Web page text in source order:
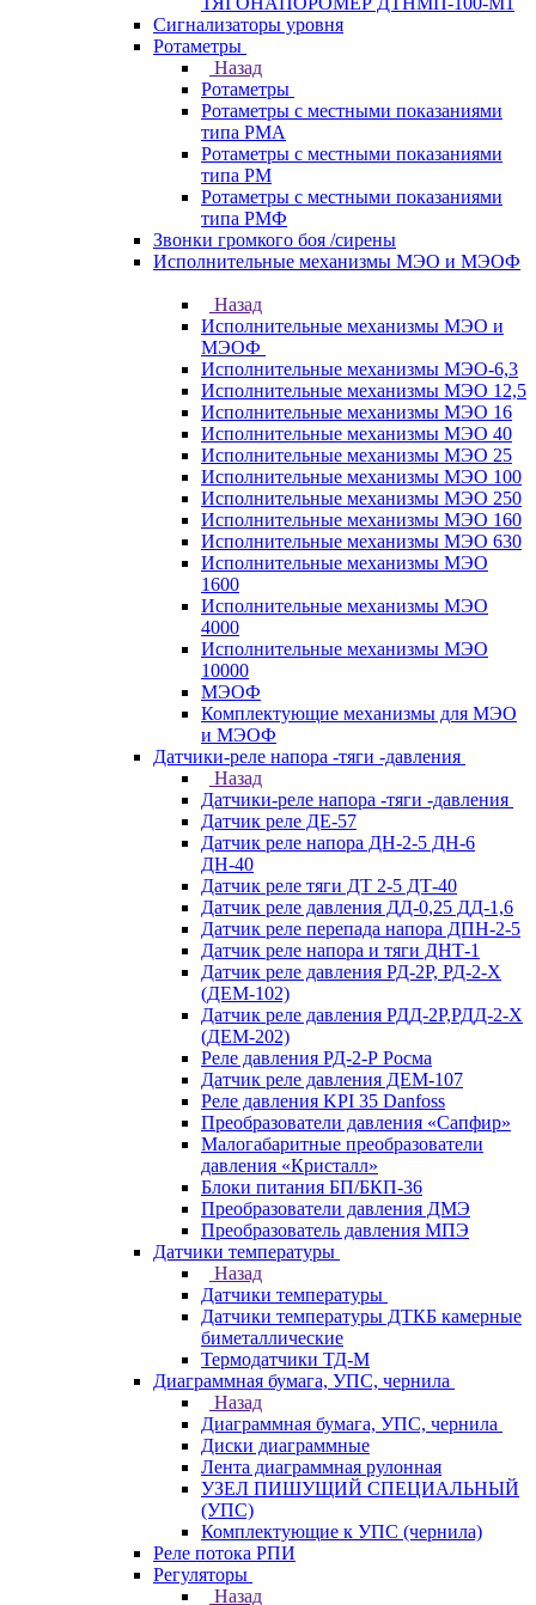
Сигнализаторы уровня
Ротаметры
Назад
Ротаметры
Ротаметры с местными показаниями
типа РМА
Ротаметры с местными показаниями
типа РМ
Ротаметры с местными показаниями
типа РМФ
Звонки громкого боя /сирены
Исполнительные механизмы МЭО и МЭОФ
Назад
Исполнительные механизмы МЭО и
МЭОФ
Исполнительные механизмы МЭО-6,3
Исполнительные механизмы МЭО 12,5
Исполнительные механизмы МЭО 16
Исполнительные механизмы МЭО 40
Исполнительные механизмы МЭО 25
Исполнительные механизмы МЭО 100
Исполнительные механизмы МЭО 250
Исполнительные механизмы МЭО 160
Исполнительные механизмы МЭО 630
Исполнительные механизмы МЭО
1600
Исполнительные механизмы МЭО
4000
Исполнительные механизмы МЭО
10000
МЭОФ
Комплектующие механизмы для МЭО
и МЭОФ
Датчики-реле напора -тяги -давления
Назад
Датчики-реле напора -тяги -давления
Датчик реле ДЕ-57
Датчик реле напора ДН-2-5 ДН-6
ДН-40
Датчик реле тяги ДТ 2-5 ДТ-40
Датчик реле давления ДД-0,25 ДД-1,6
Датчик реле перепада напора ДПН-2-5
Датчик реле напора и тяги ДНТ-1
Датчик реле давления РД-2Р, РД-2-Х
(ДЕМ-102)
Датчик реле давления РДД-2Р,РДД-2-Х
(ДЕМ-202)
Реле давления РД-2-Р Росма
Датчик реле давления ДЕМ-107
Реле давления KPI 35 Danfoss
Преобразователи давления «Сапфир»
Малогабаритные преобразователи
давления «Кристалл»
Блоки питания БП/БКП-36
Преобразователи давления ДМЭ
Преобразователь давления МПЭ
Датчики температуры
Назад
Датчики температуры
Датчики температуры ДТКБ камерные
биметаллические
Термодатчики ТД-М
Диаграммная бумага, УПС, чернила
Назад
Диаграммная бумага, УПС, чернила
Диски диаграммные
Лента диаграммная рулонная
УЗЕЛ ПИШУЩИЙ СПЕЦИАЛЬНЫЙ
(УПС)
Комплектующие к УПС (чернила)
Реле потока РПИ
Регуляторы
Назад